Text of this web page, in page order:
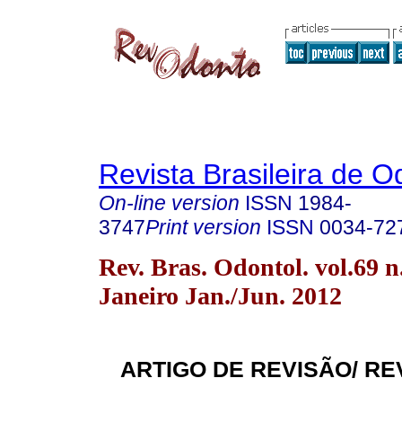
Revista Brasileira de
On-line version ISSN 1984-
3747Print version ISSN 0034-
Rev. Bras. Odontol. vol.69
Janeiro Jan./Jun. 2012
ARTIGO DE REVISÃO/